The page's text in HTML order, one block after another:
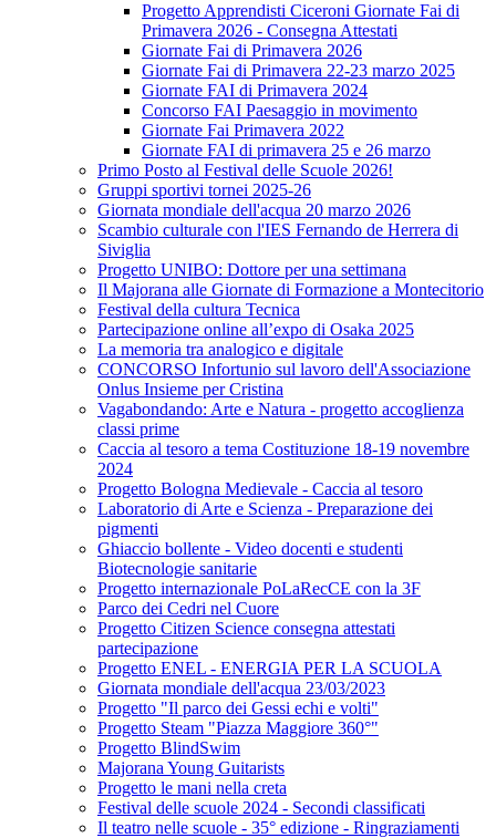
Progetto Apprendisti Ciceroni Giornate Fai di
Primavera 2026 - Consegna Attestati
Giornate Fai di Primavera 2026
Giornate Fai di Primavera 22-23 marzo 2025
Giornate FAI di Primavera 2024
Concorso FAI Paesaggio in movimento
Giornate Fai Primavera 2022
Giornate FAI di primavera 25 e 26 marzo
Primo Posto al Festival delle Scuole 2026!
Gruppi sportivi tornei 2025-26
Giornata mondiale dell'acqua 20 marzo 2026
Scambio culturale con l'IES Fernando de Herrera di
Siviglia
Progetto UNIBO: Dottore per una settimana
Il Majorana alle Giornate di Formazione a Montecitorio
Festival della cultura Tecnica
Partecipazione online all’expo di Osaka 2025
La memoria tra analogico e digitale
CONCORSO Infortunio sul lavoro dell'Associazione
Onlus Insieme per Cristina
Vagabondando: Arte e Natura - progetto accoglienza
classi prime
Caccia al tesoro a tema Costituzione 18-19 novembre
2024
Progetto Bologna Medievale - Caccia al tesoro
Laboratorio di Arte e Scienza - Preparazione dei
pigmenti
Ghiaccio bollente - Video docenti e studenti
Biotecnologie sanitarie
Progetto internazionale PoLaRecCE con la 3F
Parco dei Cedri nel Cuore
Progetto Citizen Science consegna attestati
partecipazione
Progetto ENEL - ENERGIA PER LA SCUOLA
Giornata mondiale dell'acqua 23/03/2023
Progetto "Il parco dei Gessi echi e volti"
Progetto Steam "Piazza Maggiore 360°"
Progetto BlindSwim
Majorana Young Guitarists
Progetto le mani nella creta
Festival delle scuole 2024 - Secondi classificati
Il teatro nelle scuole - 35° edizione - Ringraziamenti